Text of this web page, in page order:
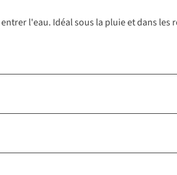
l'eau. Idéal sous la pluie et dans les